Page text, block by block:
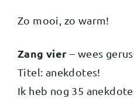
Zo mooi, zo warm!
Zang vier – wees
Titel: anekdotes!
Ik heb nog 35